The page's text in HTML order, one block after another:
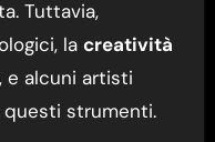
Tuttavia,
la creatività
e alcuni artisti
strumenti.